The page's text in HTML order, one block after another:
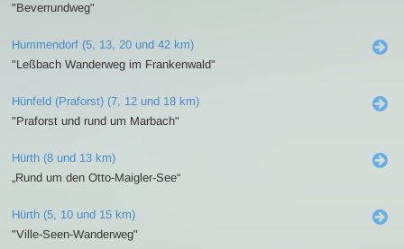
"Beverrundweg"
Hummendorf (5, 13, 20 und 42 km)
"Leßbach Wanderweg im Frankenwald"
Hünfeld (Praforst) (7, 12 und 18 km)
"Praforst und rund um Marbach"
Hürth (8 und 13 km)
„Rund um den Otto-Maigler-See“
Hürth (5, 10 und 15 km)
"Ville-Seen-Wanderweg"